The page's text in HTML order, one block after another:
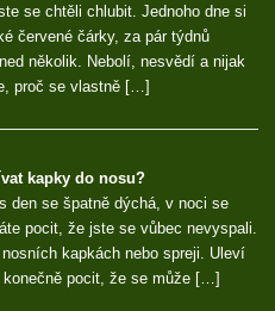
se chtěli chlubit. Jednoho dne si
červené čárky, za pár týdnů
několik. Nebolí, nesvědí a nijak
proč se vlastně […]
kapky do nosu?
den se špatně dýchá, v noci se
pocit, že jste se vůbec nevyspali.
kapkách nebo spreji. Uleví
konečně pocit, že se může […]